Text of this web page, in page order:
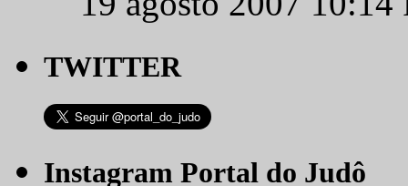
TWITTER
Instagram Portal do Judô